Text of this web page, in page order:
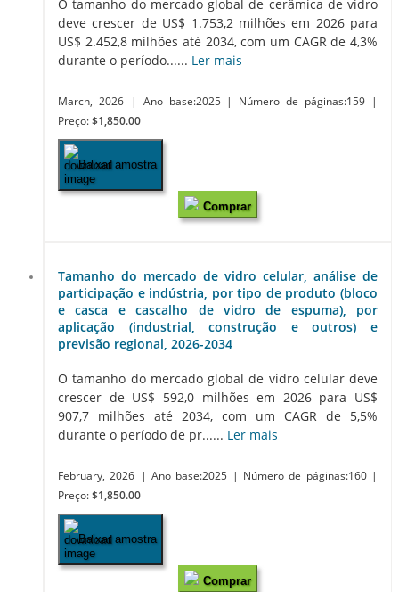
O tamanho do mercado global de cerâmica de vidro
deve crescer de US$ 1.753,2 milhões em 2026 para
US$ 2.452,8 milhões até 2034, com um CAGR de 4,3%
durante o período...... Ler mais
March, 2026 | Ano base:2025 | Número de páginas:159
|
Preço: $1,850.00
Baixar amostra
Comprar
Tamanho do mercado de vidro celular, análise de
participação e indústria, por tipo de produto (bloco
e casca e cascalho de vidro de espuma), por
aplicação (industrial, construção e outros) e
previsão regional, 2026-2034
O tamanho do mercado global de vidro celular deve
crescer de US$ 592,0 milhões em 2026 para US$
907,7 ​​milhões até 2034, com um CAGR de 5,5%
durante o período de pr...... Ler mais
February, 2026 | Ano base:2025 | Número de páginas:160 |
Preço: $1,850.00
Baixar amostra
Comprar